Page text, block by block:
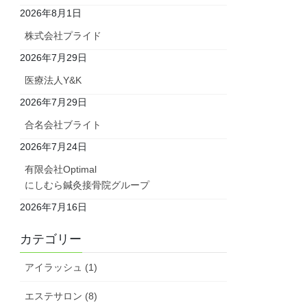
2026年8月1日
株式会社プライド
2026年7月29日
医療法人Y&K
2026年7月29日
合名会社ブライト
2026年7月24日
有限会社Optimal
にしむら鍼灸接骨院グループ
2026年7月16日
カテゴリー
アイラッシュ (1)
エステサロン (8)